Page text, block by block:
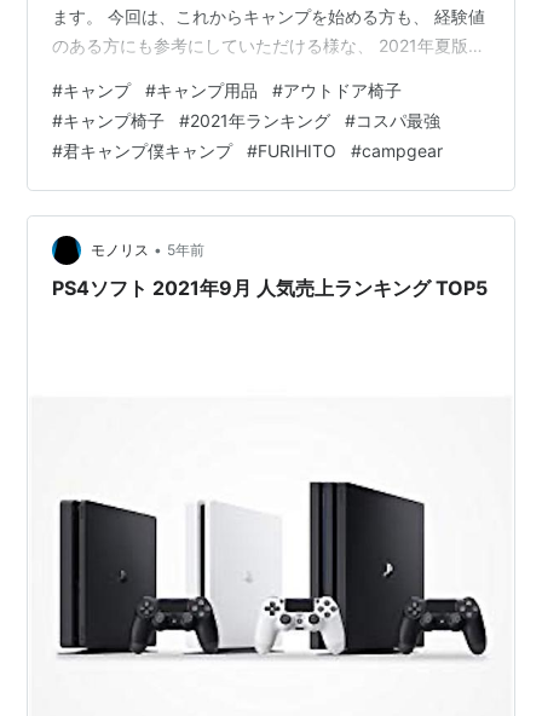
ます。 今回は、これからキャンプを始める方も、 経験値
のある方にも参考にしていただける様な、 2021年夏版の
情報をお届けします。 なぜこのタイミングでアウトドア
チェアかと言うと、 アウトドアを始めるにあたって、
BBQやキャンプ、 ちょっと出かけた際のチェアリングな
ど、 「快適な椅子を教えて欲しい」 と言う質問を立て続
けにいただいたので。。 ということで、早速始めたいと
思いますが、 まず…
#キャンプ #キャンプ用品 #アウトドア椅子
#キャンプ椅子 #2021年ランキング #コスパ最強
#君キャンプ僕キャンプ #FURIHITO #campgear
モノリス • 5年前
PS4ソフト 2021年9月 人気売上ランキング TOP5